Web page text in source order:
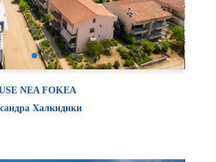
NEA FOKEA
Халкидики